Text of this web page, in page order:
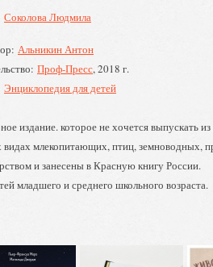
Соколова Людмила
Альникин Антон
Проф-Пресс, 2018 г.
Энциклопедия для детей
издание. которое не хочется выпускать
видах млекопитающих, птиц, земноводных,
и занесены в Красную книгу России.
младшего и среднего школьного возраста.